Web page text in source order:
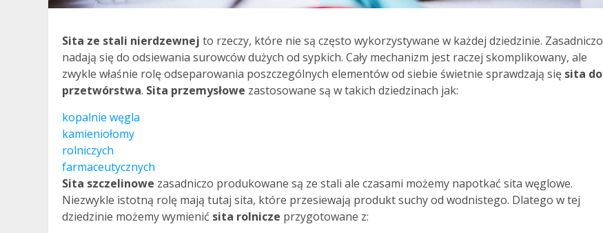
Sita ze stali nierdzewnej to rzeczy, które nie są często wykorzystywane w każdej dziedzinie. Zasadniczo
nadają się do odsiewania surowców dużych od sypkich. Cały mechanizm jest raczej skomplikowany, ale
zwykle właśnie rolę odseparowania poszczególnych elementów od siebie świetnie sprawdzają się sita do
przetwórstwa. Sita przemysłowe zastosowane są w takich dziedzinach jak:
kopalnie węgla
kamieniołomy
rolniczych
farmaceutycznych
Sita szczelinowe zasadniczo produkowane są ze stali ale czasami możemy napotkać sita węglowe.
Niezwykle istotną rolę mają tutaj sita, które przesiewają produkt suchy od wodnistego. Dlatego w tej
dziedzinie możemy wymienić sita rolnicze przygotowane z: